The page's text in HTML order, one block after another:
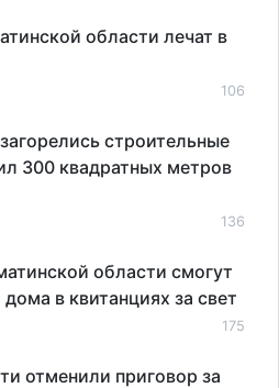
области лечат в
106
строительные
300 квадратных метров
136
области смогут
в квитанциях за свет
175
отменили приговор за